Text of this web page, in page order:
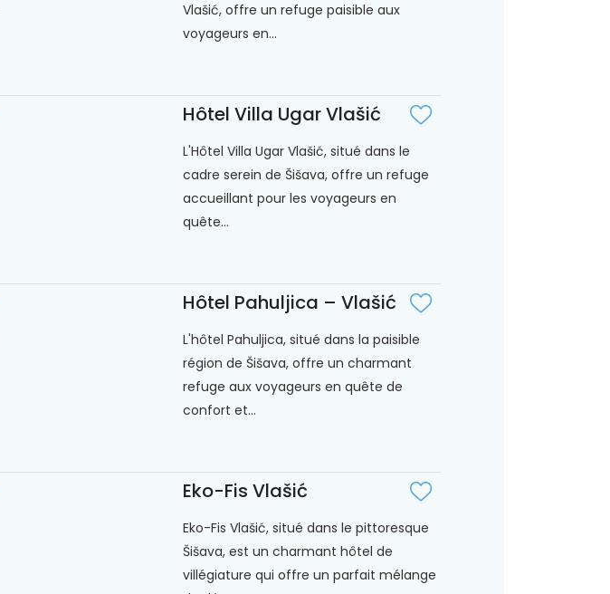
Vlašić, offre un refuge paisible aux
voyageurs en...
Hôtel Villa Ugar Vlašić
L'Hôtel Villa Ugar Vlašić, situé dans le
cadre serein de Šišava, offre un refuge
accueillant pour les voyageurs en
quête...
Hôtel Pahuljica – Vlašić
L'hôtel Pahuljica, situé dans la paisible
région de Šišava, offre un charmant
refuge aux voyageurs en quête de
confort et...
Eko-Fis Vlašić
Eko-Fis Vlašić, situé dans le pittoresque
Šišava, est un charmant hôtel de
villégiature qui offre un parfait mélange